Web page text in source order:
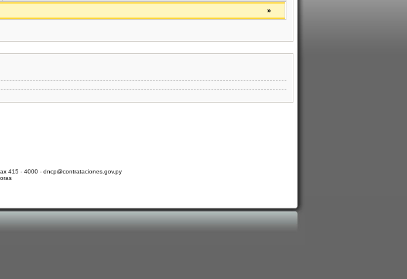
»
415 - 4000 - dncp@contrataciones.gov.py